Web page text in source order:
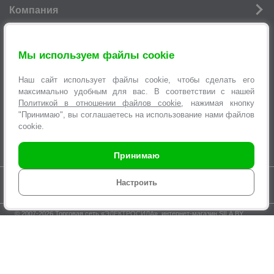
р
Мы используем файлы cookie
Наш сайт использует файлы cookie, чтобы сделать его
максимально удобным для вас. В соответствии с нашей
Политикой в отношении файлов cookie, нажимая кнопку
"Принимаю", вы соглашаетесь на использование нами файлов
cookie.
Настроить
Принимаю
Компания
Услуги
Оформление заявок
Время работы интернет-магазина с 9.00 до 21.00 без выходных
© 2007-2026 Торговая сеть «ЭЛЕКТРОСИЛА», интернет-магазин SILA.BY,